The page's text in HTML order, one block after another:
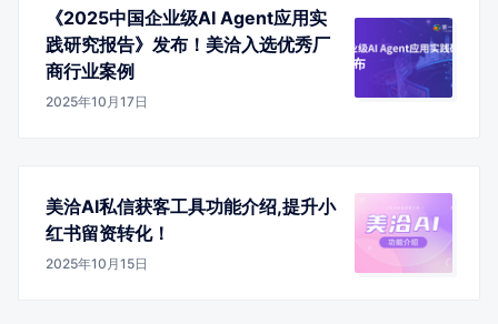
《2025中国企业级AI Agent应用实
践研究报告》发布！美洽入选优秀厂
商行业案例
2025年10月17日
美洽AI私信获客工具功能介绍,提升小
红书留资转化！
2025年10月15日